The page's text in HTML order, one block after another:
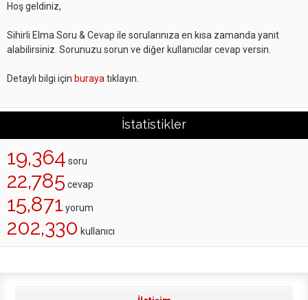
Hoş geldiniz,
Sihirli Elma Soru & Cevap ile sorularınıza en kısa zamanda yanıt
alabilirsiniz. Sorunuzu sorun ve diğer kullanıcılar cevap versin.
Detaylı bilgi için buraya tıklayın.
İstatistikler
19,364 soru
22,785 cevap
15,871 yorum
202,330 kullanıcı